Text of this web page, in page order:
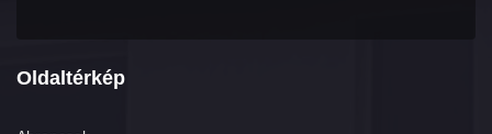
Oldaltérkép